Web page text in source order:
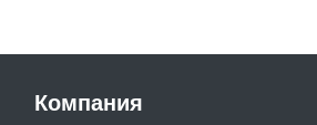
Компания